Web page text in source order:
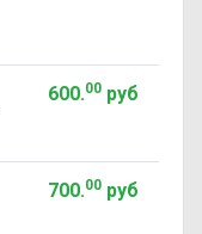
600.00руб
700.00руб